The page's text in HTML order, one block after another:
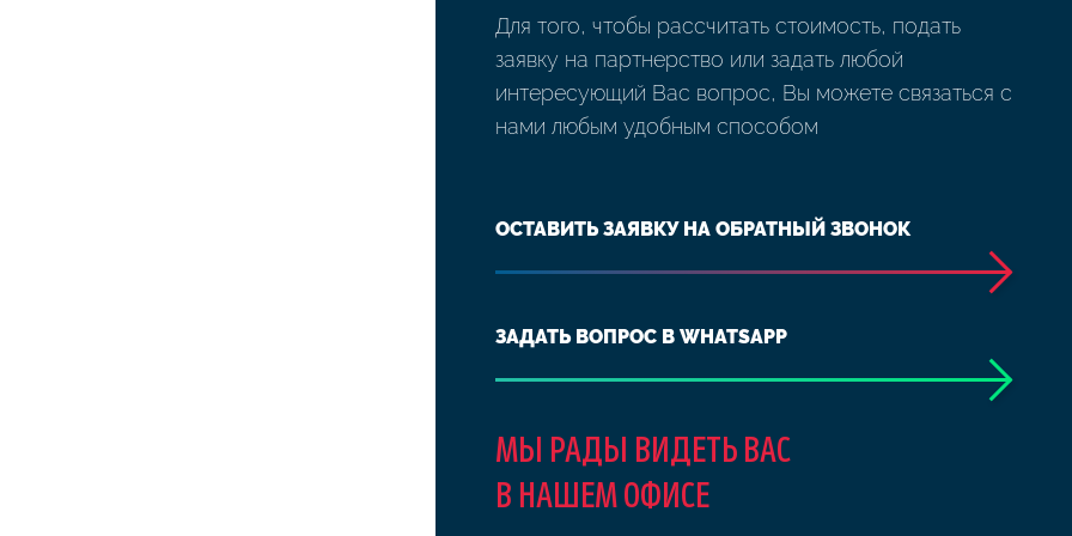
Для того, чтобы рассчитать стоимость, подать
заявку на партнерство или задать любой
интересующий Вас вопрос, Вы можете связаться с
нами любым удобным способом
ОСТАВИТЬ ЗАЯВКУ НА ОБРАТНЫЙ ЗВОНОК
ЗАДАТЬ ВОПРОС В WHATSAPP
МЫ РАДЫ ВИДЕТЬ ВАС
В НАШЕМ ОФИСЕ